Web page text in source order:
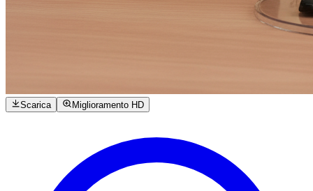
Scarica Miglioramento HD